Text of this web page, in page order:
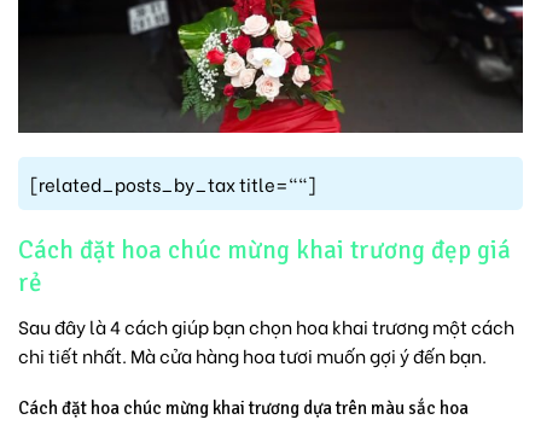
[related_posts_by_tax title=""]
Cách đặt hoa chúc mừng khai trương đẹp giá
rẻ
Sau đây là 4 cách giúp bạn chọn hoa khai trương một cách
chi tiết nhất. Mà cửa hàng hoa tươi muốn gợi ý đến bạn.
Cách đặt hoa chúc mừng khai trương dựa trên màu sắc hoa